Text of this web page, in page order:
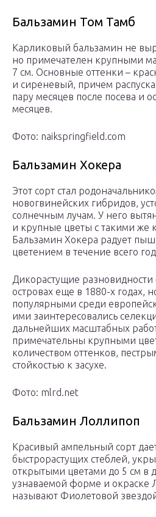
Бальзамин Том Тамб
Карликовый бальзамин не
но примечателен крупными
7 см. Основные оттенки –
и сиреневый, причем
пару месяцев после посева и
месяцев.
Фото: naikspringfield.com
Бальзамин Хокера
Этот сорт стал
новогвинейских гибридов,
солнечным лучам. У него
и крупные цветы с такими же
Бальзамин Хокера радует
цветением в течение всего
Дикорастущие
островах еще в 1880-х годах,
популярными среди
ими заинтересовались
дальнейших масштабных
примечательны крупными
количеством оттенков,
стойкостью к засухе.
Фото: mlrd.net
Бальзамин Лоллипоп
Красивый ампельный сорт
быстрорастущих стеблей,
открытыми цветами до 5 см в
узнаваемой форме и окраске
называют Фиолетовой